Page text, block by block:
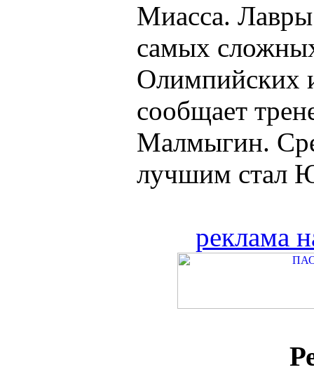
Миасса.
самых
Олимпийских
сообщает
Малмыгин.
лучшим стал
реклама